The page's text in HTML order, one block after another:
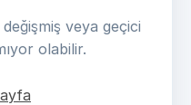
değişmiş veya geçici
olabilir.